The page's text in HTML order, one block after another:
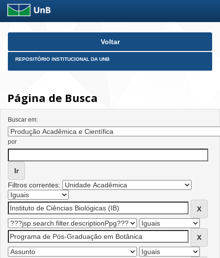
Skip
Voltar
REPOSITÓRIO INSTITUCIONAL DA UNB
Página de Busca
Buscar em:
por
Filtros correntes: